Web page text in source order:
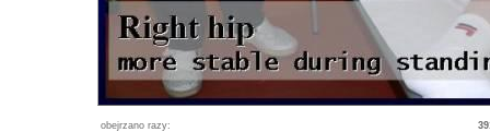
obejrzano razy: